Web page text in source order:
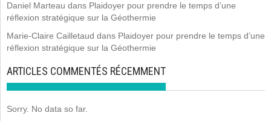
Daniel Marteau dans Plaidoyer pour prendre le temps d’une
réflexion stratégique sur la Géothermie
Marie-Claire Cailletaud dans Plaidoyer pour prendre le temps d’une
réflexion stratégique sur la Géothermie
ARTICLES COMMENTÉS RÉCEMMENT
Sorry. No data so far.